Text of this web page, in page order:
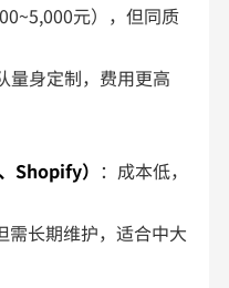
元），但同质
量身定制，费用更高
Shopify） ：成本低，
需长期维护，适合中大